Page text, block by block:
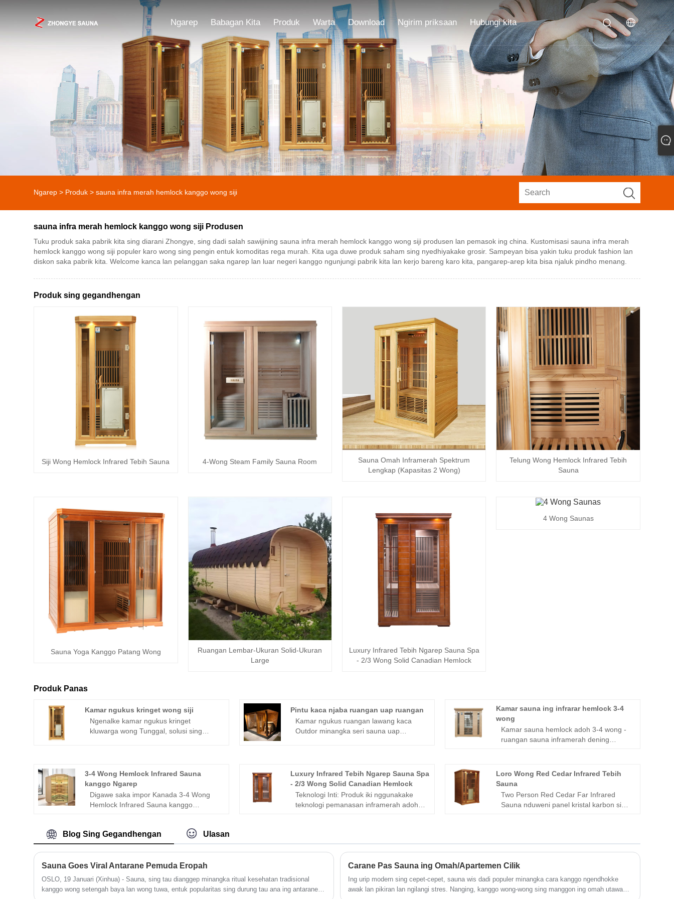
Ngarep Babagan Kita Produk Warta Download Ngirim priksaan Hubungi kita
Ngarep > Produk > sauna infra merah hemlock kanggo wong siji
sauna infra merah hemlock kanggo wong siji Produsen
Tuku produk saka pabrik kita sing diarani Zhongye, sing dadi salah sawijining sauna infra merah hemlock kanggo wong siji produsen lan pemasok ing china. Kustomisasi sauna infra merah
hemlock kanggo wong siji populer karo wong sing pengin entuk komoditas rega murah. Kita uga duwe produk saham sing nyedhiyakake grosir. Sampeyan bisa yakin tuku produk fashion lan
diskon saka pabrik kita. Welcome kanca lan pelanggan saka ngarep lan luar negeri kanggo ngunjungi pabrik kita lan kerjo bareng karo kita, pangarep-arep kita bisa njaluk pindho menang.
Produk sing gegandhengan
Siji Wong Hemlock Infrared Tebih Sauna 4-Wong Steam Family Sauna Room
Sauna Omah Inframerah Spektrum
Lengkap (Kapasitas 2 Wong)
Telung Wong Hemlock Infrared Tebih
Sauna
Sauna Yoga Kanggo Patang Wong
Ruangan Lembar-Ukuran Solid-Ukuran
Large
Luxury Infrared Tebih Ngarep Sauna Spa
- 2/3 Wong Solid Canadian Hemlock
4 Wong Saunas
Produk Panas
Kamar ngukus kringet wong siji
Ngenalke kamar ngukus kringet
kluwarga wong Tunggal, solusi sing
kepenak ing omah dhewe. Dirancang
kanggo kluwarga siji wong, kamar
ngukus kringet iki nawakake
pengalaman Kamping unparalleled sing
dipun promosiaken kesehatan sakabèhé
kringet kringet kamar steaming iku
investasi penting kanggo sapa waé
looking kanggo prioritize rutin kesehatan
lan Kamping. Kanthi teknologi canggih,
pengalaman individu, lan fitur canggih,
iki minangka cara sing sampurna
kanggo nemu kabeh mupangat
Pintu kaca njaba ruangan uap ruangan
Kamar ngukus ruangan lawang kaca
Outdor minangka seri sauna uap
cuaca ruangan. Didhukung dening 21
taun pengalaman industri, menehi
layanan siji-mandeg saka desain kanggo
pangiriman. Sauna iki ndhukung
kustomisasi dimensi lengkap (wangun:
pinus Kanada, hemlock, cedar abang
kulon), sing cocok kanggo skenario
kayata plataran, teras lan kemah.
banyu / tahan debu (ndhukung kontrol
suhu siji tombol, mode pemandangan
Kamar sauna ing infrarar hemlock 3-4
wong
Kamar sauna hemlock adoh 3-4 wong -
ruangan sauna inframerah dening
perawatan luang. Dibangun ing dhasar
hemlock premium, tekstur apik hemlock
suhu sing apik banget lan stabilitas sing
kuwat njamin ruangan sauna tetep
3-4 Wong Hemlock Infrared Sauna
kanggo Ngarep
Digawe saka impor Kanada 3-4 Wong
Hemlock Infrared Sauna kanggo
panas infra merah adoh karo fitur cerdas
lan pangguna-loropaken. Iki
nggabungake pelestarian kesehatan lan
istirahat, nggawe ruang sauna pribadi
eksklusif kanggo kulawarga sing sadar
kualitas. Ora ana instalasi rumit sing
dibutuhake, ngimbangi safety lan
Luxury Infrared Tebih Ngarep Sauna Spa
- 2/3 Wong Solid Canadian Hemlock
Teknologi Inti: Produk iki nggunakake
teknologi pemanasan inframerah adoh,
tradisional, kanthi suhu biasane antara
50°C - 65°C, dadi becik kanggo wong
sing seneng detoksifikasi tanpa panas
banget.
Loro Wong Red Cedar Infrared Tebih
Sauna
Two Person Red Cedar Far Infrared
Sauna nduweni panel kristal karbon sing
kabeh arah; 1 generator ion negatif
kanggo nggawe ambegan luwih
gampang; Kajaba iku, dilengkapi
peralatan audio Ing, sampeyan bisa
ngrungokake musik favorit ing
sembarang wektu; sawise nggunakake
Blog Sing Gegandhengan Ulasan
Sauna Goes Viral Antarane Pemuda Eropah
OSLO, 19 Januari (Xinhua) - Sauna, sing tau dianggep minangka ritual kesehatan tradisional
kanggo wong setengah baya lan wong tuwa, entuk popularitas sing durung tau ana ing antarane
Carane Pas Sauna ing Omah/Apartemen Cilik
Ing urip modern sing cepet-cepet, sauna wis dadi populer minangka cara kanggo ngendhokke
awak lan pikiran lan ngilangi stres. Nanging, kanggo wong-wong sing manggon ing omah utawa